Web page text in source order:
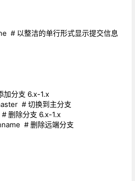
# 以整洁的单行形式显示提交信息
分支 6.x-1.x
# 切换到主分支
删除分支 6.x-1.x
# 删除远端分支